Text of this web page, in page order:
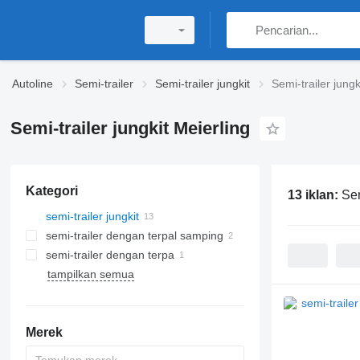
Autoline Semi-trailer Semi-trailer jungkit Semi-trailer
Semi-trailer jungkit Meierling
Kategori
semi-trailer jungkit
semi-trailer dengan terpal samping
semi-trailer dengan terpa
tampilkan semua
Merek
13 iklan: